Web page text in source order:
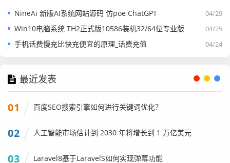
04/29
NineAi 新版AI系统网站源码 仿poe ChatGPT
04/25
Win10电脑系统 TH2正式版10586装机32/64位专业版
04/24
手机话费慢充比快充便宜的原理_话费充值
最近发表
01 百度SEO搜索引擎如何进行关键词优化？
02 人工智能市场估计到 2030 年将增长到 1 万亿美元
03 Laravel8基于LaravelS如何实现弹幕功能